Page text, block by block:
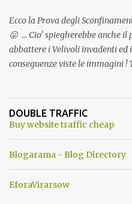
Ecco la Prova degli
😛 ... Cio' spiegherebbe anche
abbattere i Velivoli invadenti ed
conseguenze viste le immagini
una guerra mondiale che
DOUBLE TRAFFIC
Buy website traffic cheap
Blogarama - Blog Directory
EforaVirarsow